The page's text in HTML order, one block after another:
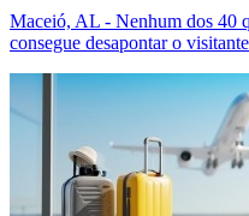
Maceió, AL - Nenhum dos 40
consegue desapontar o